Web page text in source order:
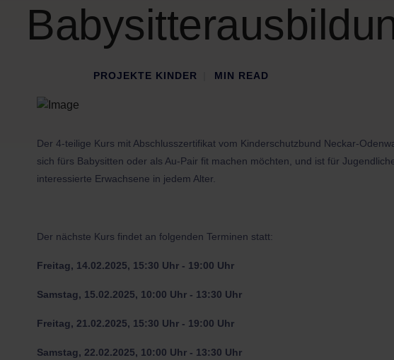
PROJEKTE KINDER MIN READ
Der 4-teilige Kurs mit Abschlusszertifikat vom Kinderschutzbund Neckar-
sich fürs Babysitten oder als Au-Pair fit machen möchten, und ist für
interessierte Erwachsene in jedem Alter.
Der nächste Kurs findet an folgenden Terminen statt:
Freitag, 14.02.2025, 15:30 Uhr - 19:00 Uhr
Samstag, 15.02.2025, 10:00 Uhr - 13:30 Uhr
Freitag, 21.02.2025, 15:30 Uhr - 19:00 Uhr
Samstag, 22.02.2025, 10:00 Uhr - 13:30 Uhr